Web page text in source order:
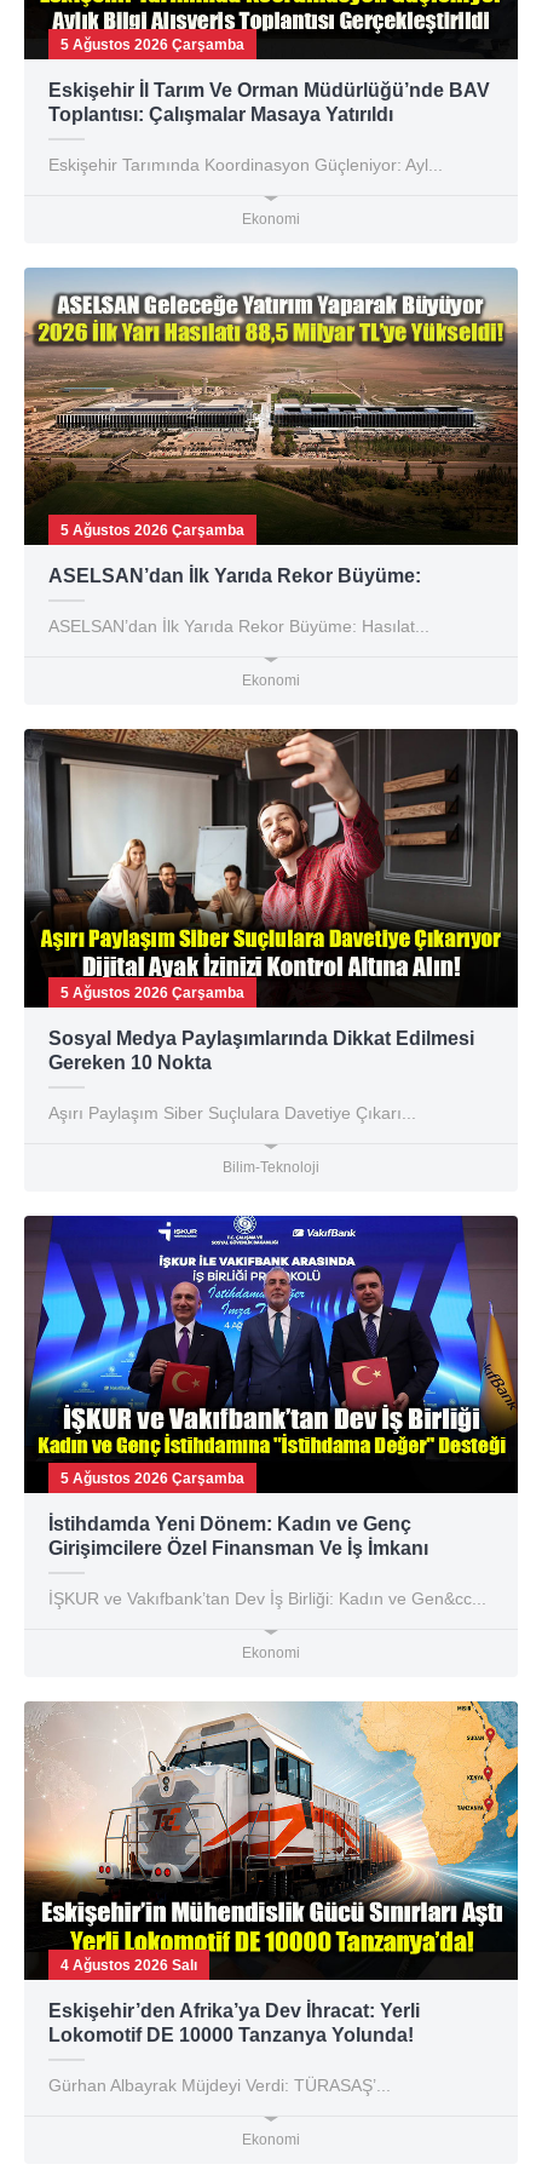
5 Ağustos 2026 Çarşamba
Eskişehir İl Tarım Ve Orman Müdürlüğü’nde BAV
Toplantısı: Çalışmalar Masaya Yatırıldı
Eskişehir Tarımında Koordinasyon Güçleniyor: Ayl...
Ekonomi
5 Ağustos 2026 Çarşamba
ASELSAN’dan İlk Yarıda Rekor Büyüme:
ASELSAN’dan İlk Yarıda Rekor Büyüme: Hasılat...
Ekonomi
5 Ağustos 2026 Çarşamba
Sosyal Medya Paylaşımlarında Dikkat Edilmesi
Gereken 10 Nokta
Aşırı Paylaşım Siber Suçlulara Davetiye Çıkarı...
Bilim-Teknoloji
5 Ağustos 2026 Çarşamba
İstihdamda Yeni Dönem: Kadın ve Genç
Girişimcilere Özel Finansman Ve İş İmkanı
İŞKUR ve Vakıfbank’tan Dev İş Birliği: Kadın ve Gen&cc...
Ekonomi
4 Ağustos 2026 Salı
Eskişehir’den Afrika’ya Dev İhracat: Yerli
Lokomotif DE 10000 Tanzanya Yolunda!
Gürhan Albayrak Müjdeyi Verdi: TÜRASAŞ’...
Ekonomi